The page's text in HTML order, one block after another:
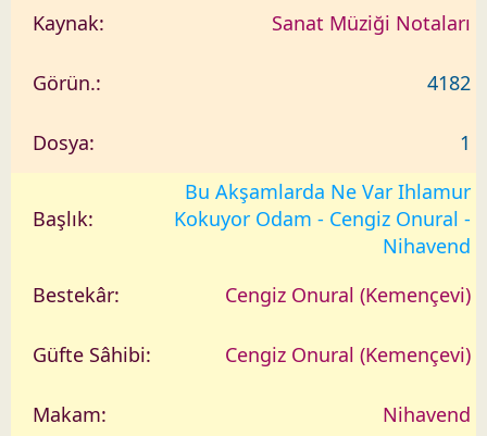
Sanat Müziği Notaları
4182
1
Bu Akşamlarda Ne Var Ihlamur
Kokuyor Odam - Cengiz Onural -
Nihavend
Cengiz Onural (Kemençevi)
Cengiz Onural (Kemençevi)
Nihavend